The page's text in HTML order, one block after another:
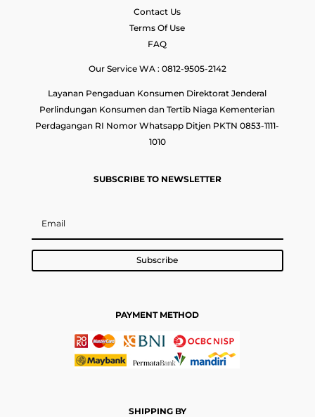
Contact Us
Terms Of Use
FAQ
Our Service WA : 0812-9505-2142
Layanan Pengaduan Konsumen Direktorat Jenderal
Perlindungan Konsumen dan Tertib Niaga Kementerian
Perdagangan RI Nomor Whatsapp Ditjen PKTN 0853-1111-
1010
SUBSCRIBE TO NEWSLETTER
Subscribe
PAYMENT METHOD
SHIPPING BY